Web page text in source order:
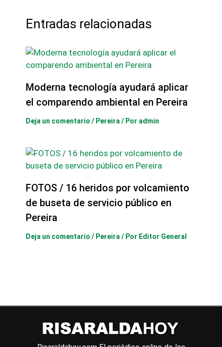
Entradas relacionadas
Moderna tecnología ayudará aplicar
el comparendo ambiental en Pereira
Deja un comentario / Pereira/ Por admin
FOTOS / 16 heridos por volcamiento
de buseta de servicio público en
Pereira
Deja un comentario / Pereira/ Por Editor General